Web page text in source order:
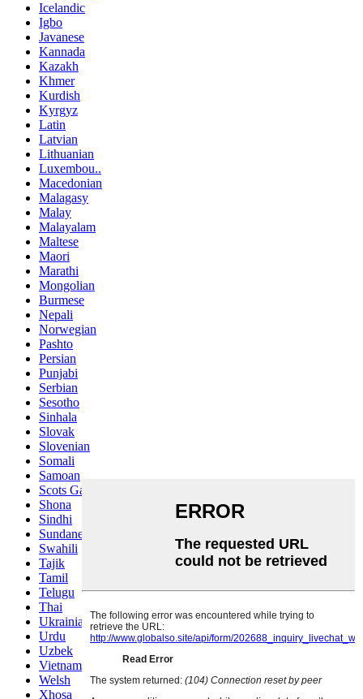
Icelandic
Igbo
Javanese
Kannada
Kazakh
Khmer
Kurdish
Kyrgyz
Latin
Latvian
Lithuanian
Luxembou..
Macedonian
Malagasy
Malay
Malayalam
Maltese
Maori
Marathi
Mongolian
Burmese
Nepali
Norwegian
Pashto
Persian
Punjabi
Serbian
Sesotho
Sinhala
Slovak
Slovenian
Somali
Samoan
Scots Gaelic
Shona
Sindhi
Sundanese
Swahili
Tajik
Tamil
Telugu
Thai
Ukrainian
Urdu
Uzbek
Vietnamese
Welsh
Xhosa